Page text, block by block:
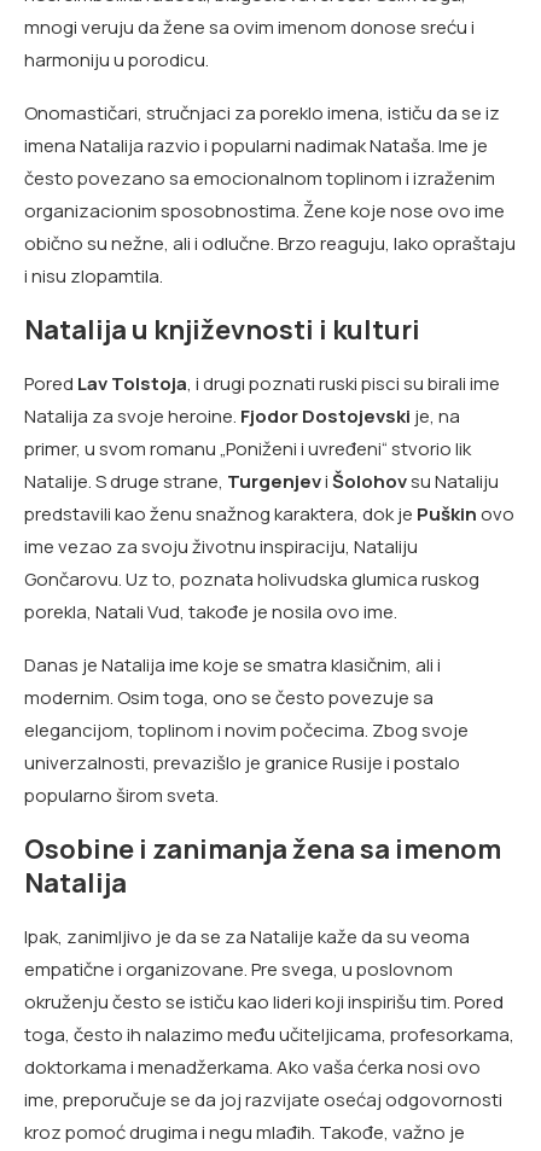
mnogi veruju da žene sa ovim imenom donose sreću i
harmoniju u porodicu.
Onomastičari, stručnjaci za poreklo imena, ističu da se iz
imena Natalija razvio i popularni nadimak Nataša. Ime je
često povezano sa emocionalnom toplinom i izraženim
organizacionim sposobnostima. Žene koje nose ovo ime
obično su nežne, ali i odlučne. Brzo reaguju, lako opraštaju
i nisu zlopamtila.
Natalija u književnosti i kulturi
Pored Lav Tolstoja, i drugi poznati ruski pisci su birali ime
Natalija za svoje heroine. Fjodor Dostojevski je, na
primer, u svom romanu „Poniženi i uvređeni“ stvorio lik
Natalije. S druge strane, TurgenjeviŠolohovsu Nataliju
predstavili kao ženu snažnog karaktera, dok je Puškinovo
ime vezao za svoju životnu inspiraciju, Nataliju
Gončarovu. Uz to, poznata holivudska glumica ruskog
porekla, Natali Vud, takođe je nosila ovo ime.
Danas je Natalija ime koje se smatra klasičnim, ali i
modernim. Osim toga, ono se često povezuje sa
elegancijom, toplinom i novim počecima. Zbog svoje
univerzalnosti, prevazišlo je granice Rusije i postalo
popularno širom sveta.
Osobine i zanimanja žena sa imenom
Natalija
Ipak, zanimljivo je da se za Natalije kaže da su veoma
empatične i organizovane. Pre svega, u poslovnom
okruženju često se ističu kao lideri koji inspirišu tim. Pored
toga, često ih nalazimo među učiteljicama, profesorkama,
doktorkama i menadžerkama. Ako vaša ćerka nosi ovo
ime, preporučuje se da joj razvijate osećaj odgovornosti
kroz pomoć drugima i negu mlađih. Takođe, važno je